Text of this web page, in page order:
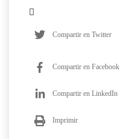
Compartir en Twitter
Compartir en Facebook
Compartir en LinkedIn
Imprimir